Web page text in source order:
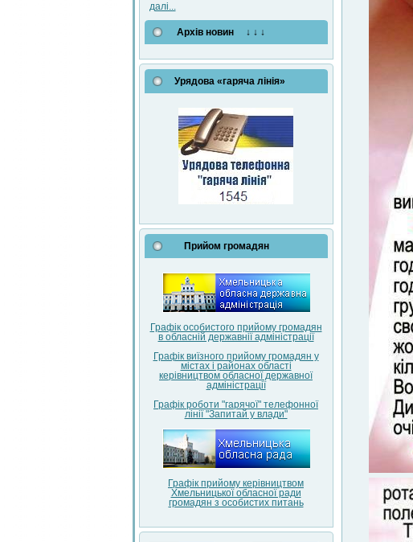
далі...
Архів новин ↓ ↓ ↓
Урядова «гаряча лінія»
Прийом громадян
Графік особистого прийому громадян
в обласній державнії адміністрації
Графік виїзного прийому громадян у
містах і районах області
керівництвом обласної державної
адміністрації
Графік роботи "гарячої" телефонної
лінії "Запитай у влади"
Графік прийому керівництвом
Хмельницької обласної ради
громадян з особистих питань